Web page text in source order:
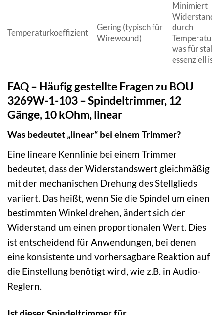
Temperaturkoeffizient
Gering (typisch für
Wirewound)
Minimiert
durch
was für
essenziell ist.
FAQ – Häufig gestellte Fragen zu BOU
3269W-1-103 – Spindeltrimmer, 12
Gänge, 10 kOhm, linear
Was bedeutet „linear“ bei einem Trimmer?
Eine lineare Kennlinie bei einem Trimmer
bedeutet, dass der Widerstandswert gleichmäßig
mit der mechanischen Drehung des Stellglieds
variiert. Das heißt, wenn Sie die Spindel um einen
bestimmten Winkel drehen, ändert sich der
Widerstand um einen proportionalen Wert. Dies
ist entscheidend für Anwendungen, bei denen
eine konsistente und vorhersagbare Reaktion auf
die Einstellung benötigt wird, wie z.B. in Audio-
Reglern.
Ist dieser Spindeltrimmer für